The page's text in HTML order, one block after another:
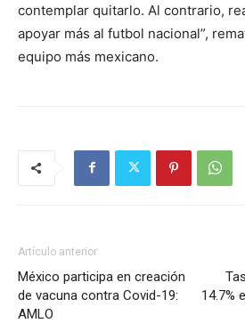
contemplar quitarlo. Al contrario,
apoyar más al futbol nacional”,
equipo más mexicano.
Artículo anterior
México participa en creación
de vacuna contra Covid-19:
AMLO
14.7%